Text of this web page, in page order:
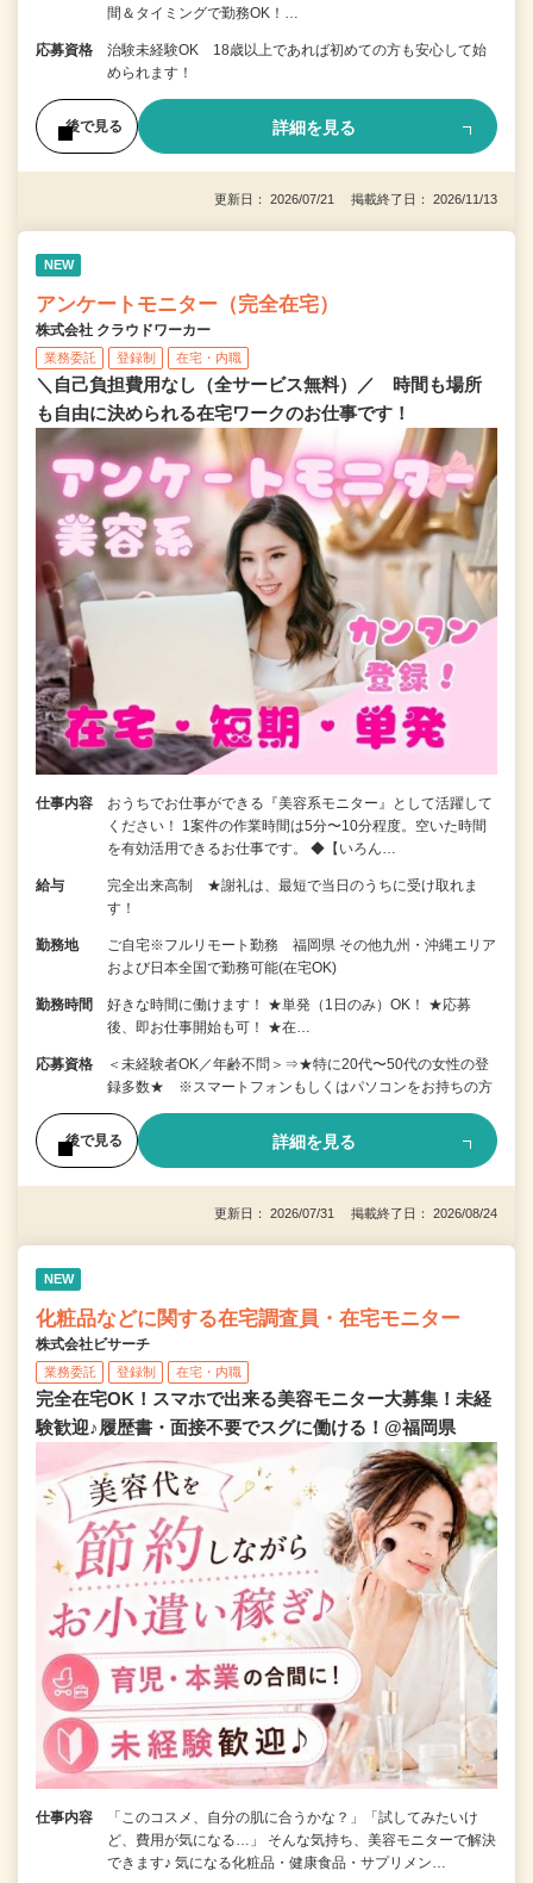
間＆タイミングで勤務OK！…
応募資格
治験未経験OK 18歳以上であれば初めての方も安心して始
められます！
後で見る 詳細を見る
更新日： 2026/07/21 掲載終了日： 2026/11/13
NEW
アンケートモニター（完全在宅）
株式会社 クラウドワーカー
業務委託 登録制 在宅・内職
＼自己負担費用なし（全サービス無料）／ 時間も場所
も自由に決められる在宅ワークのお仕事です！
仕事内容
おうちでお仕事ができる『美容系モニター』として活躍して
ください！ 1案件の作業時間は5分〜10分程度。空いた時間
を有効活用できるお仕事です。 ◆【いろん…
給与
完全出来高制 ★謝礼は、最短で当日のうちに受け取れま
す！
勤務地
ご自宅※フルリモート勤務 福岡県 その他九州・沖縄エリア
および日本全国で勤務可能(在宅OK)
勤務時間
好きな時間に働けます！ ★単発（1日のみ）OK！ ★応募
後、即お仕事開始も可！ ★在…
応募資格
＜未経験者OK／年齢不問＞⇒★特に20代〜50代の女性の登
録多数★ ※スマートフォンもしくはパソコンをお持ちの方
後で見る 詳細を見る
更新日： 2026/07/31 掲載終了日： 2026/08/24
NEW
化粧品などに関する在宅調査員・在宅モニター
株式会社ビサーチ
業務委託 登録制 在宅・内職
完全在宅OK！スマホで出来る美容モニター大募集！未経
験歓迎♪履歴書・面接不要でスグに働ける！@福岡県
仕事内容
「このコスメ、自分の肌に合うかな？」「試してみたいけ
ど、費用が気になる…」 そんな気持ち、美容モニターで解決
できます♪ 気になる化粧品・健康食品・サプリメン…